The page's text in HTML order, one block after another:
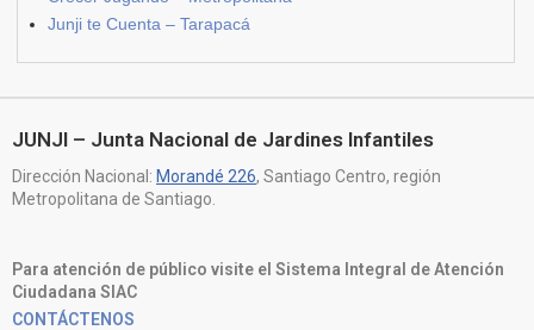
Junji te Cuenta – Tarapacá
JUNJI – Junta Nacional de Jardines Infantiles
Dirección Nacional: Morandé 226, Santiago Centro, región
Metropolitana de Santiago.
Para atención de público visite el Sistema Integral de Atención
Ciudadana SIAC
CONTÁCTENOS